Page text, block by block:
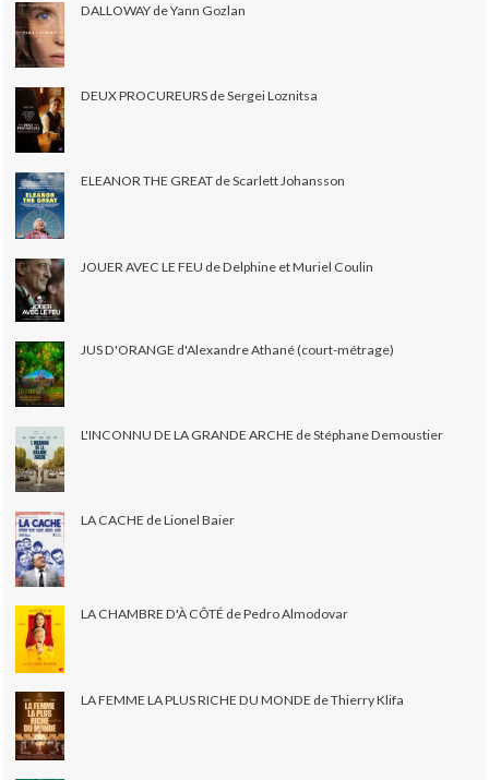
DALLOWAY de Yann Gozlan
DEUX PROCUREURS de Sergei Loznitsa
ELEANOR THE GREAT de Scarlett Johansson
JOUER AVEC LE FEU de Delphine et Muriel Coulin
JUS D'ORANGE d'Alexandre Athané (court-métrage)
L'INCONNU DE LA GRANDE ARCHE de Stéphane Demoustier
LA CACHE de Lionel Baier
LA CHAMBRE D'À CÔTÉ de Pedro Almodovar
LA FEMME LA PLUS RICHE DU MONDE de Thierry Klifa